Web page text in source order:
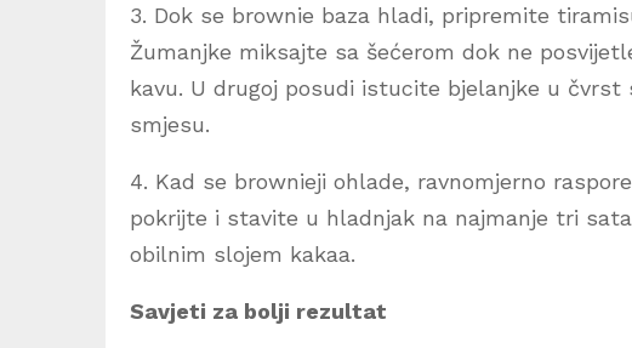
3. Dok se brownie baza hladi, pripremite
Žumanjke miksajte sa šećerom dok ne
kavu. U drugoj posudi istucite bjelanjke u
smjesu.
4. Kad se brownieji ohlade, ravnomjerno
pokrijte i stavite u hladnjak na najmanje tri
obilnim slojem kakaa.
Savjeti za bolji rezultat